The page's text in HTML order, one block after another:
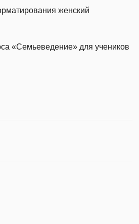
женский
«Семьеведение» для учеников